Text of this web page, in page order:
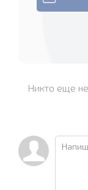
Никто еще